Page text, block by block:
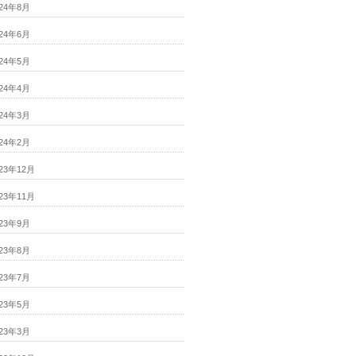
年8月
年6月
年5月
年4月
年3月
年2月
年12月
年11月
年9月
年8月
年7月
年5月
年3月